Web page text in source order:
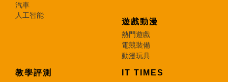
汽車
人工智能
遊戲動漫
熱門遊戲
電競裝備
動漫玩具
教學評測 IT TIMES